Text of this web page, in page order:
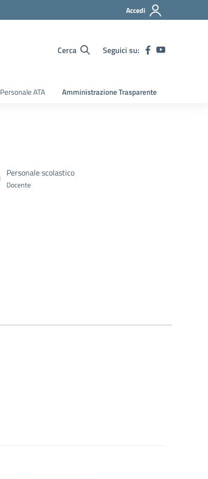
Accedi
Cerca Seguici su:
Personale ATA Amministrazione Trasparente
Personale scolastico
Docente